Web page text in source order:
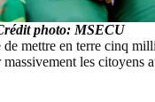
photo: MSECU
mettre en terre cinq
les citoyens